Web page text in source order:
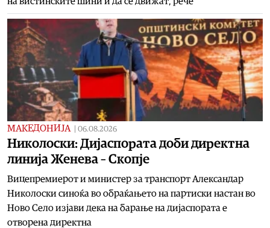
МАКЕДОНИЈА 06.08.2026
Николоски: Дијаспората доби директна
линија Женева – Скопје
Вицепремиерот и министер за транспорт Александар
Николоски синоќа во обраќањето на партиски настан во
Ново Село изјави дека на барање на дијаспората е
отворена директна